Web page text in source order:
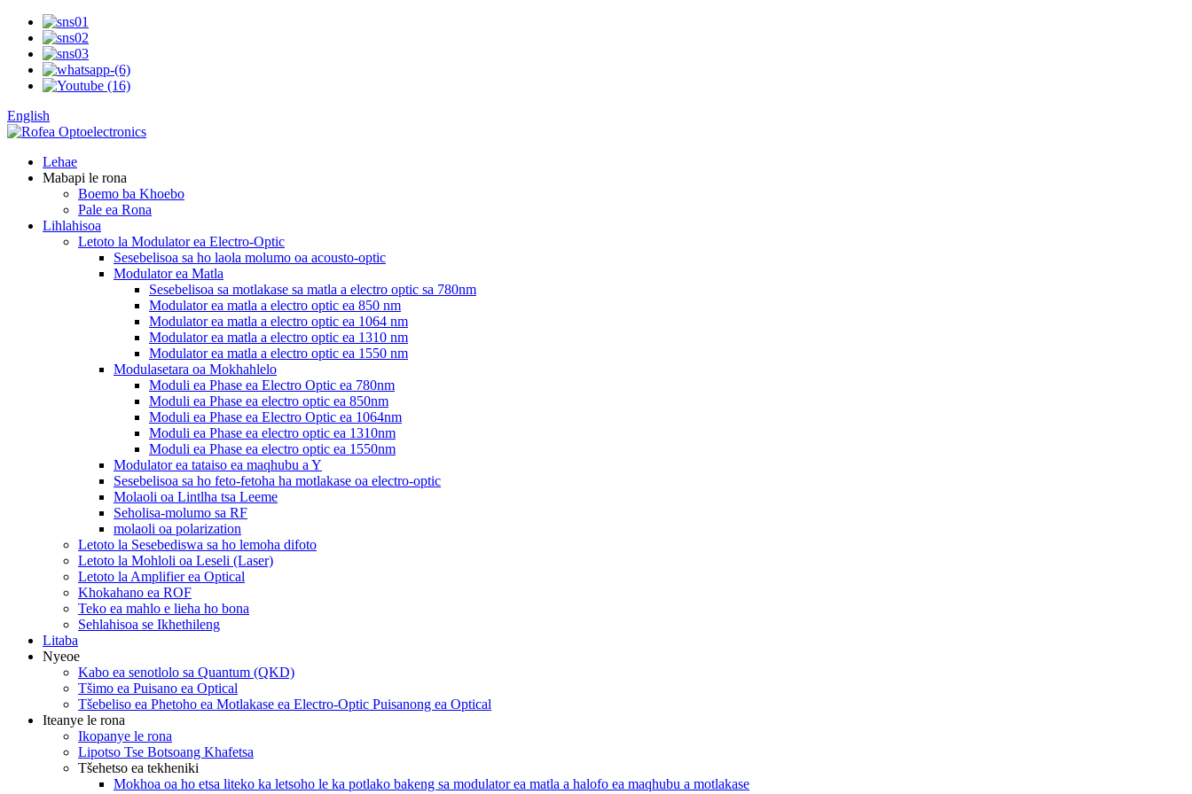
English
Lehae
Mabapi le rona
Boemo ba Khoebo
Pale ea Rona
Lihlahisoa
Letoto la Modulator ea Electro-Optic
Sesebelisoa sa ho laola molumo oa acousto-optic
Modulator ea Matla
Sesebelisoa sa motlakase sa matla a electro optic sa 780nm
Modulator ea matla a electro optic ea 850 nm
Modulator ea matla a electro optic ea 1064 nm
Modulator ea matla a electro optic ea 1310 nm
Modulator ea matla a electro optic ea 1550 nm
Modulasetara oa Mokhahlelo
Moduli ea Phase ea Electro Optic ea 780nm
Moduli ea Phase ea electro optic ea 850nm
Moduli ea Phase ea Electro Optic ea 1064nm
Moduli ea Phase ea electro optic ea 1310nm
Moduli ea Phase ea electro optic ea 1550nm
Modulator ea tataiso ea maqhubu a Y
Sesebelisoa sa ho feto-fetoha ha motlakase oa electro-optic
Molaoli oa Lintlha tsa Leeme
Seholisa-molumo sa RF
molaoli oa polarization
Letoto la Sesebediswa sa ho lemoha difoto
Letoto la Mohloli oa Leseli (Laser)
Letoto la Amplifier ea Optical
Khokahano ea ROF
Teko ea mahlo e lieha ho bona
Sehlahisoa se Ikhethileng
Litaba
Nyeoe
Kabo ea senotlolo sa Quantum (QKD)
Tšimo ea Puisano ea Optical
Tšebeliso ea Phetoho ea Motlakase ea Electro-Optic Puisanong ea Optical
Iteanye le rona
Ikopanye le rona
Lipotso Tse Botsoang Khafetsa
Tšehetso ea tekheniki
Mokhoa oa ho etsa liteko ka letsoho le ka potlako bakeng sa modulator ea matla a halofo ea maqhubu a motlakase